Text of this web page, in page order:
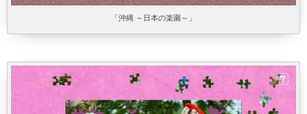
「沖縄 ～日本の楽園～」